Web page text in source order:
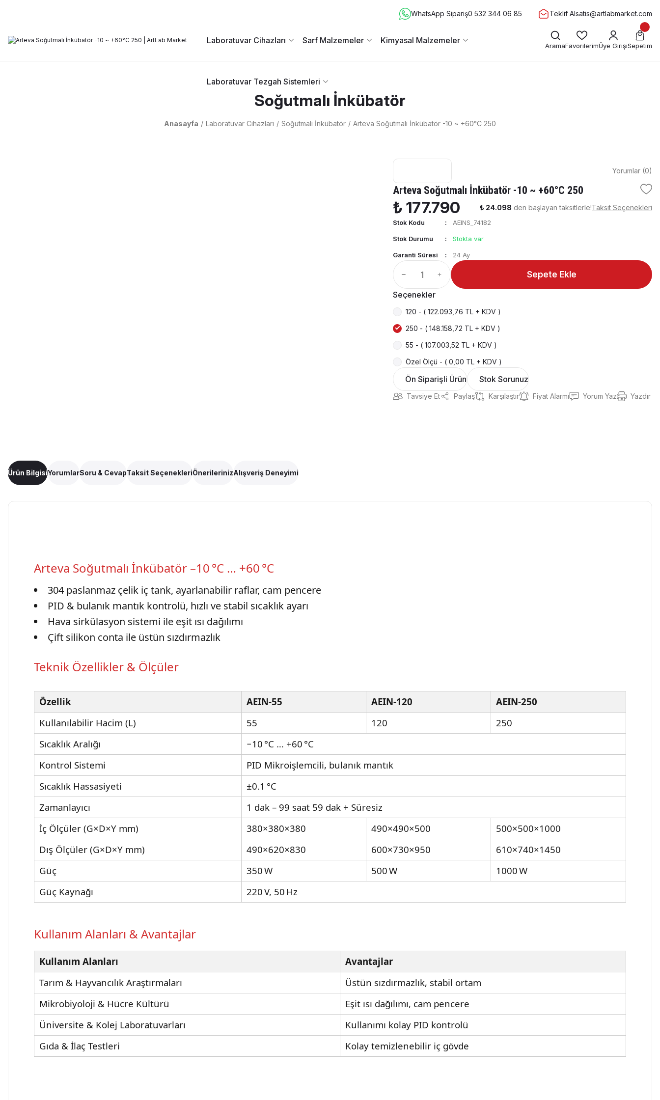
WhatsApp Sipariş0 532 344 06 85 Teklif Alsatis@artlabmarket.com
Laboratuvar Cihazları Sarf Malzemeler Kimyasal Malzemeler
Laboratuvar Tezgah Sistemleri
AramaFavorilerimÜye GirişiSepetim
Soğutmalı İnkübatör
Anasayfa Laboratuvar Cihazları Soğutmalı İnkübatör Arteva Soğutmalı İnkübatör -10 ~ +60°C 250
Yorumlar (0)
Arteva Soğutmalı İnkübatör -10 ~ +60°C 250
₺ 177.790 ₺ 24.098 den başlayan taksitlerle!Taksit Seçenekleri
Stok Kodu AEINS_74182
Stok Durumu Stokta var
Garanti Süresi 24 Ay
Seçenekler
120 - ( 122.093,76 TL + KDV )
250 - ( 148.158,72 TL + KDV )
55 - ( 107.003,52 TL + KDV )
Özel Ölçü - ( 0,00 TL + KDV )
Sepete Ekle
Ön Siparişli Ürün Stok Sorunuz
Tavsiye Et Paylaş Karşılaştır Fiyat Alarmı Yorum Yaz Yazdır
Ürün BilgisiYorumlarSoru & CevapTaksit SeçenekleriÖnerilerinizAlışveriş Deneyimi
Arteva Soğutmalı İnkübatör –10 °C … +60 °C
304 paslanmaz çelik iç tank, ayarlanabilir raflar, cam pencere
PID & bulanık mantık kontrolü, hızlı ve stabil sıcaklık ayarı
Hava sirkülasyon sistemi ile eşit ısı dağılımı
Çift silikon conta ile üstün sızdırmazlık
Teknik Özellikler & Ölçüler
Özellik AEIN‑55 AEIN‑120
AEIN‑250
Kullanılabilir Hacim (L)
55 120
250
Sıcaklık Aralığı
−10 °C … +60 °C
Kontrol Sistemi
PID Mikroişlemcili, bulanık mantık
Sıcaklık Hassasiyeti
±0.1 °C
Zamanlayıcı
1 dak – 99 saat 59 dak + Süresiz
İç Ölçüler (G×D×Y mm)
380×380×380 490×490×500
500×500×1000
Dış Ölçüler (G×D×Y mm)
490×620×830 600×730×950
610×740×1450
Güç
350 W 500 W
1000 W
Güç Kaynağı
220 V, 50 Hz
Kullanım Alanları & Avantajlar
Kullanım Alanları
Avantajlar
Tarım & Hayvancılık Araştırmaları
Üstün sızdırmazlık, stabil ortam
Mikrobiyoloji & Hücre Kültürü
Eşit ısı dağılımı, cam pencere
Üniversite & Kolej Laboratuvarları
Kullanımı kolay PID kontrolü
Gıda & İlaç Testleri
Kolay temizlenebilir iç gövde